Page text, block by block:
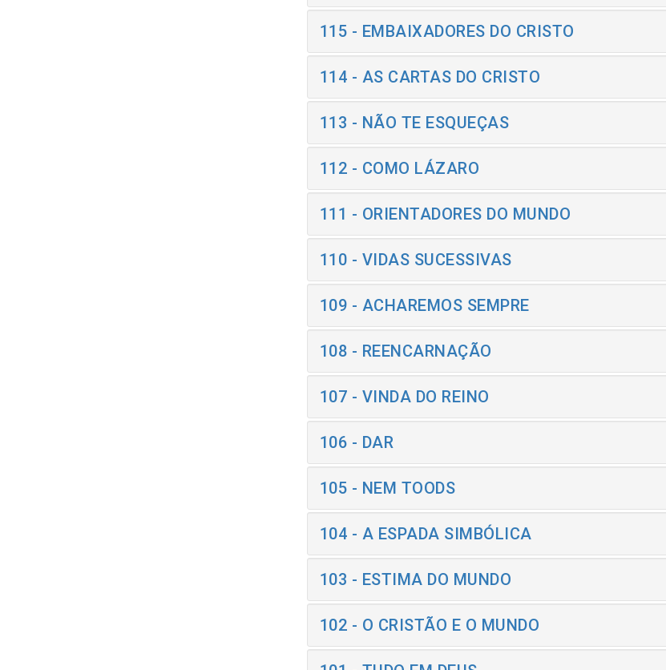
115 - EMBAIXADORES DO CRISTO
114 - AS CARTAS DO CRISTO
113 - NÃO TE ESQUEÇAS
112 - COMO LÁZARO
111 - ORIENTADORES DO MUNDO
110 - VIDAS SUCESSIVAS
109 - ACHAREMOS SEMPRE
108 - REENCARNAÇÃO
107 - VINDA DO REINO
106 - DAR
105 - NEM TOODS
104 - A ESPADA SIMBÓLICA
103 - ESTIMA DO MUNDO
102 - O CRISTÃO E O MUNDO